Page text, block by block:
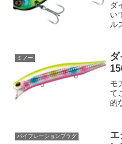
ダ
い
ル
「
ス
ミノー
ダ
モ
て
的
ロ
ト
バイブレーションプラグ
エ